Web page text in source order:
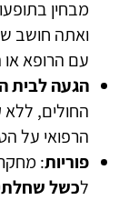
מבחין
ואתה חושב
עם הרופא
הגעה לבית
החולים,
הרפואי על
פוריות:
לכשל